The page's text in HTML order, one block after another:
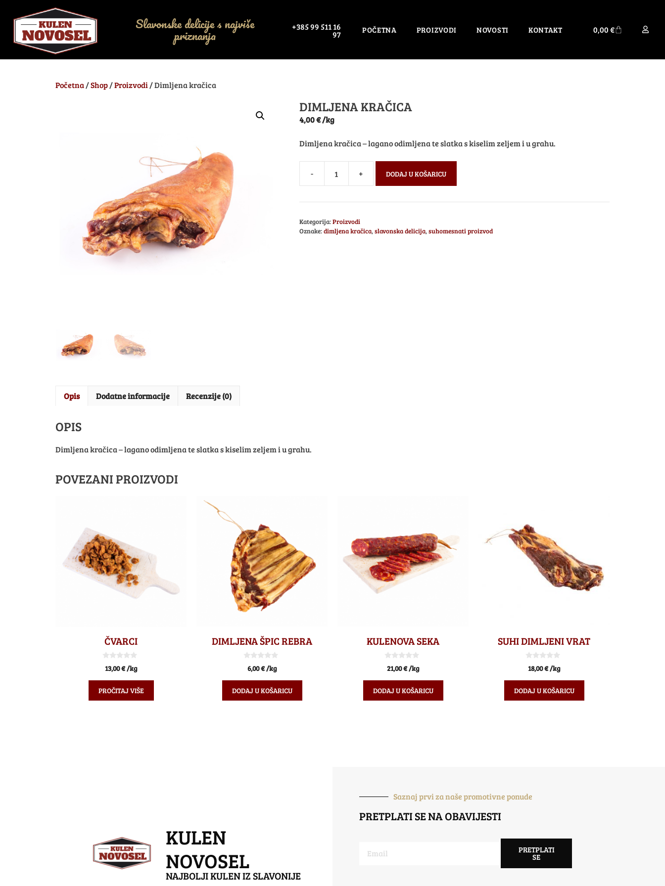
Slavonske delicije s najviše
priznanja +385 99 511 16
97 POČETNA PROIZVODI NOVOSTI KONTAKT 0,00€
Početna/Shop/Proizvodi/ Dimljena kračica
DIMLJENA KRAČICA
4,00€/kg
Dimljena kračica – lagano odimljena te slatka s kiselim zeljem i u grahu.
- + DODAJ U KOŠARICU
Kategorija:Proizvodi
Oznake:dimljena kračica,slavonska delicija,suhomesnati proizvod
Opis Dodatne informacije Recenzije (0)
OPIS
Dimljena kračica – lagano odimljena te slatka s kiselim zeljem i u grahu.
POVEZANI PROIZVODI
ČVARCI
o13,00€/kg
PROČITAJ VIŠE
DIMLJENA ŠPIC REBRA
6,00€/kg
DODAJ U KOŠARICU
KULENOVA SEKA
0
o21,00€/kg
DODAJ U KOŠARICU
SUHI DIMLJENI VRAT
o18,00€/kg
DODAJ U KOŠARICU
KULEN
NOVOSEL
NAJBOLJI KULEN IZ SLAVONIJE
Saznaj prvi za naše promotivne ponude
PRETPLATI SE NA OBAVIJESTI
PRETPLATI
SE